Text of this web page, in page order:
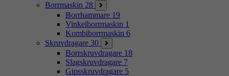
Borrmaskin 28
Borrhammare 19
Vinkelborrmaskin 1
Kombiborrmaskin 6
Skruvdragare 30
Borrskruvdragare 18
Slagskruvdragare 7
Gipsskruvdragare 5